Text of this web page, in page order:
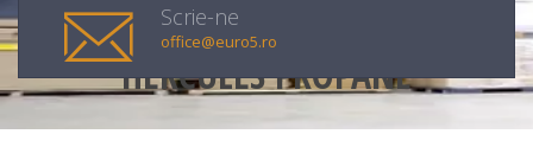
HERCULES PROPANE
Scrie-ne
office@euro5.ro